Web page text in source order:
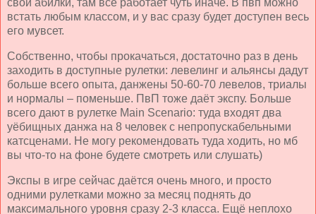
свои абилки, там всё работает чуть иначе. В пвп можно
встать любым классом, и у вас сразу будет доступен весь
его мувсет.
Собственно, чтобы прокачаться, достаточно раз в день
заходить в доступные рулетки: левелинг и альянсы дадут
больше всего опыта, данжены 50-60-70 левелов, триалы
и нормалы – поменьше. ПвП тоже даёт экспу. Больше
всего дают в рулетке Main Scenario: туда входят два
уёбищных данжа на 8 человек с непропускабельными
катсценами. Не могу рекомендовать туда ходить, но мб
вы что-то на фоне будете смотреть или слушать)
Экспы в игре сейчас даётся очень много, и просто
одними рулетками можно за месяц поднять до
максимального уровня сразу 2-3 класса. Ещё неплохо